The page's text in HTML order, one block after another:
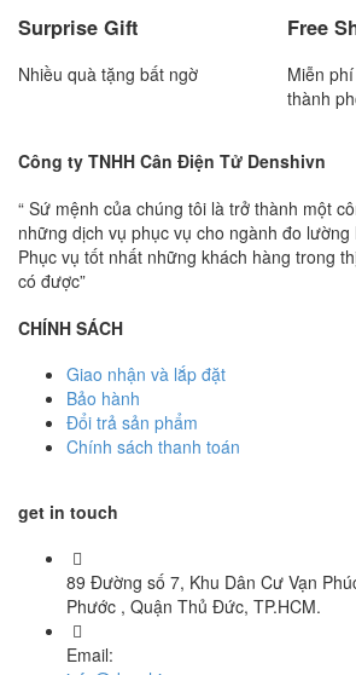
Surprise Gift
Nhiều quà tặng bất ngờ
Free
Miễn
thành
Công ty TNHH Cân Điện Tử Denshivn
“ Sứ mệnh của chúng tôi là trở thành một
những dịch vụ phục vụ cho ngành đo lường
Phục vụ tốt nhất những khách hàng trong
có được”
CHÍNH SÁCH
Giao nhận và lắp đặt
Bảo hành
Đổi trả sản phẩm
Chính sách thanh toán
get in touch
89 Đường số 7, Khu Dân Cư Vạn
Phước , Quận Thủ Đức, TP.HCM.
Email: